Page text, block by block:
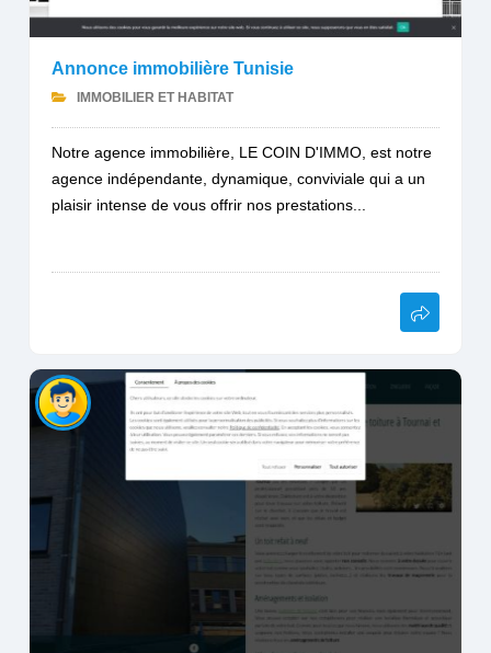
Annonce immobilière Tunisie
IMMOBILIER ET HABITAT
Notre agence immobilière, LE COIN D'IMMO, est notre
agence indépendante, dynamique, conviviale qui a un
plaisir intense de vous offrir nos prestations...